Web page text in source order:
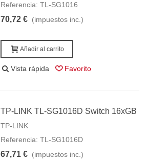
Referencia: TL-SG1016
70,72 € (impuestos inc.)
Añadir al carrito
Vista rápida Favorito
TP-LINK TL-SG1016D Switch 16xGB
TP-LINK
Referencia: TL-SG1016D
67,71 € (impuestos inc.)